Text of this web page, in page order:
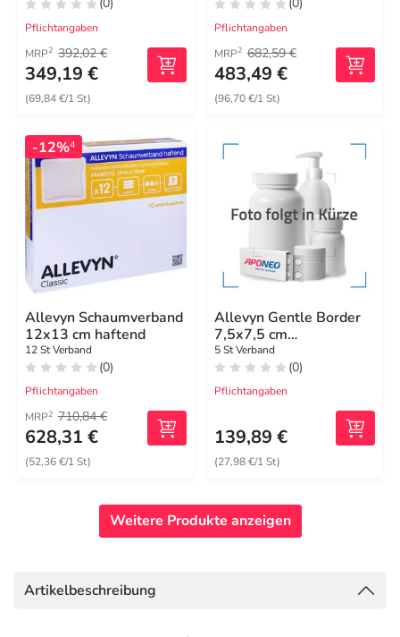
Pflichtangaben
MRP2 392,02 €
349,19 €
(69,84 €/1 St)
Pflichtangaben
MRP2 682,59 €
483,49 €
(96,70 €/1 St)
-12%4
Allevyn Schaumverband
12x13 cm haftend
12 St Verband
(0)
Pflichtangaben
MRP2 710,84 €
628,31 €
(52,36 €/1 St)
Allevyn Gentle Border
7,5x7,5 cm
Schaumverband
5 St Verband
(0)
Pflichtangaben
139,89 €
(27,98 €/1 St)
Weitere Produkte anzeigen
Artikelbeschreibung